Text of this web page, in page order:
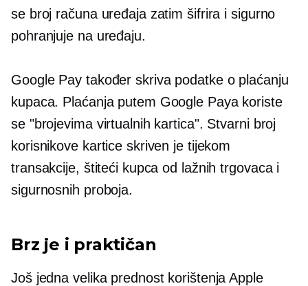
se broj računa uređaja zatim šifrira i sigurno
pohranjuje na uređaju.
Google Pay također skriva podatke o plaćanju
kupaca. Plaćanja putem Google Paya koriste
se "brojevima virtualnih kartica". Stvarni broj
korisnikove kartice skriven je tijekom
transakcije, štiteći kupca od lažnih trgovaca i
sigurnosnih proboja.
Brz je i praktičan
Još jedna velika prednost korištenja Apple